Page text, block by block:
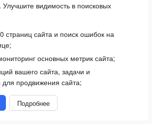
видимость в поисковых
страниц сайта и поиск ошибок на
основных метрик сайта;
вашего сайта, задачи и
продвижения сайта;
Подробнее